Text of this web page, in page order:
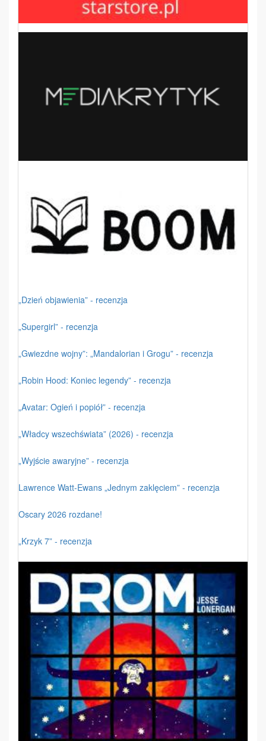
„Dzień objawienia” - recenzja
„Supergirl” - recenzja
„Gwiezdne wojny”: „Mandalorian i Grogu” - recenzja
„Robin Hood: Koniec legendy” - recenzja
„Avatar: Ogień i popiół” - recenzja
„Władcy wszechświata” (2026) - recenzja
„Wyjście awaryjne” - recenzja
Lawrence Watt-Ewans „Jednym zaklęciem” - recenzja
Oscary 2026 rozdane!
„Krzyk 7” - recenzja